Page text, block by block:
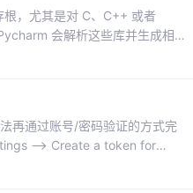
，尤其是对 C、C++ 或者
会解析这些库并生成相应
相同问题，在 C++ 中已经暴露
再通过账号/密码验证的方式完
—> Create a token for
方对受信任发布者的描述，查看